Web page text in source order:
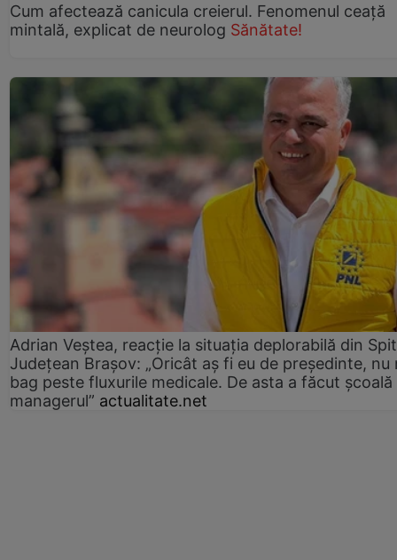
Cum afectează canicula creierul. Fenomenul ceață
mintală, explicat de neurolog Sănătate!
Adrian Veștea, reacție la situația deplorabilă din
Județean Brașov: „Oricât aș fi eu de președinte, nu
bag peste fluxurile medicale. De asta a făcut școală
managerul” actualitate.net